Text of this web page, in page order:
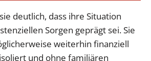
deutlich, dass ihre Situation
Sorgen geprägt sei. Sie
weiterhin finanziell
und ohne familiären